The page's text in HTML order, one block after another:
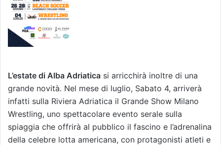
L’estate di Alba Adriatica si arricchirà inoltre di una
grande novità. Nel mese di luglio, Sabato 4, arriverà
infatti sulla Riviera Adriatica il Grande Show Milano
Wrestling, uno spettacolare evento serale sulla
spiaggia che offrirà al pubblico il fascino e l’adrenalina
della celebre lotta americana, con protagonisti atleti e